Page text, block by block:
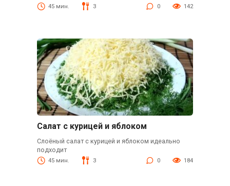
45 мин. 3 0 142
Салат с курицей и яблоком
Слоёный салат с курицей и яблоком идеально
подходит
45 мин. 3 0 184